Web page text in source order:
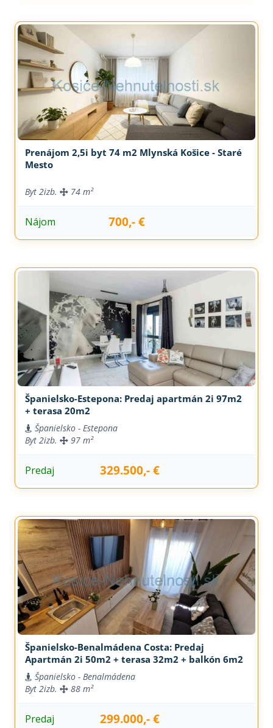
Prenájom 2,5i byt 74 m2 Mlynská Košice - Staré
Mesto
Byt 2izb. 74 m²
Nájom 700,- €
Španielsko-Estepona: Predaj apartmán 2i 97m2
+ terasa 20m2
Španielsko - Estepona
Byt 2izb. 97 m²
Predaj 329.500,- €
Španielsko-Benalmádena Costa: Predaj
Apartmán 2i 50m2 + terasa 32m2 + balkón 6m2
Španielsko - Benalmádena
Byt 2izb. 88 m²
Predaj 299.000,- €